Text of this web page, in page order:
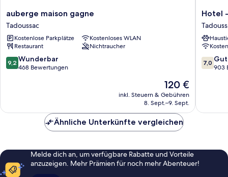
auberge
maison
gagne
Tadoussac
auberge maison gagne
Tadoussac
Kostenlose Parkplätze
Kostenloses WLAN
Restaurant
Nichtraucher
9.2
von
9,2 Wunderbar
468 Bewertungen
Der
Preis
beträgt
120 €
inkl. Steuern & Gebühren
8. Sept.–9. Sept.
Hotel
-
Motel
Hotel
7.0
von
7,0 Gut
903
Ähnliche Unterkünfte vergleichen
Melde dich an, um verfügbare Rabatte und Vorteile
anzuzeigen. Mehr Prämien für noch mehr Abenteuer!